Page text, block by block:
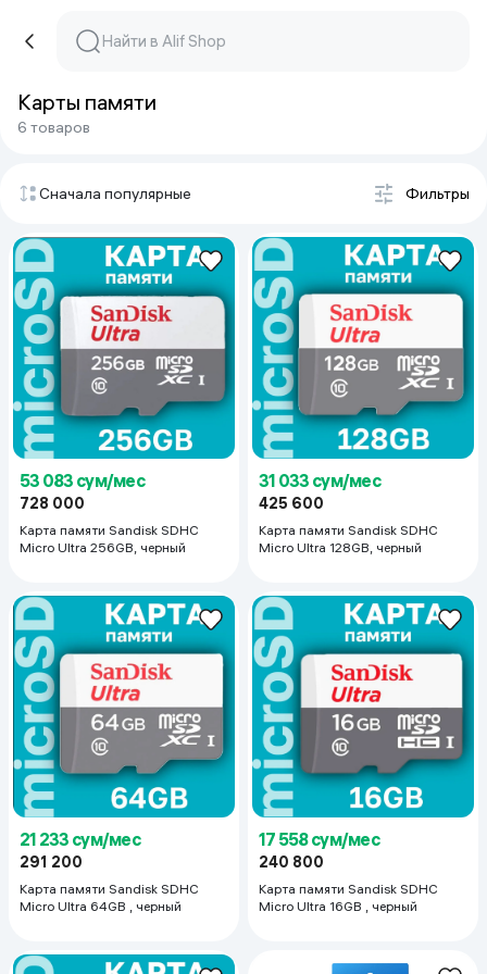
Карты памяти
6 товаров
Сначала популярные Фильтры
53 083 сум/мес
728 000
Карта памяти Sandisk SDHC
Micro Ultra 256GB, черный
31 033 сум/мес
425 600
Карта памяти Sandisk SDHC
Micro Ultra 128GB, черный
21 233 сум/мес
291 200
Карта памяти Sandisk SDHC
Micro Ultra 64GB , черный
17 558 сум/мес
240 800
Карта памяти Sandisk SDHC
Micro Ultra 16GB , черный